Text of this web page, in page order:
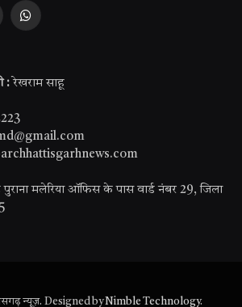
WhatsApp
: रेखराम साहू
पुराना मलेरिया ऑफिस के पास वार्ड नंबर 29, जिला
न्यूज़. Designed byNimble Technology.